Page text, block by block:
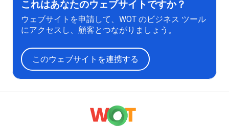
これはあなたのウェブサイトですか？
ウェブサイトを申請して、WOT のビジネス ツール
にアクセスし、顧客とつながりましょう。
このウェブサイトを連携する